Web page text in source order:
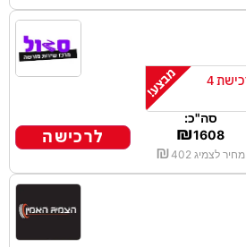
כיוון פרונט ב-200 ש"ח ברכישת 4
סה"כ:
₪1608
מחיר לצמיג ₪402
לרכישה